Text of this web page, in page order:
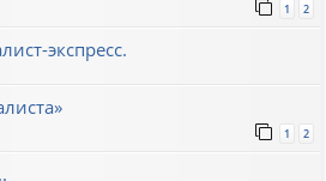
1 2
экспресс.
1 2